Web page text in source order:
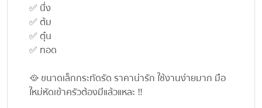
✅ นึ่ง
✅ ต้ม
✅ ตุ๋น
✅ ทอด
🥘 ขนาดเล็กกระทัดรัด ราคาน่ารัก ใช้งานง่ายมาก มือ
ใหม่หัดเข้าครัวต้องมีแล้วแหละ ‼️